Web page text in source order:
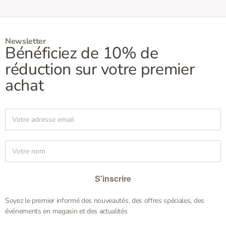
Newsletter
Bénéficiez de 10% de
réduction sur votre premier
achat
S'inscrire
Soyez le premier informé des nouveautés, des offres spéciales, des
événements en magasin et des actualités